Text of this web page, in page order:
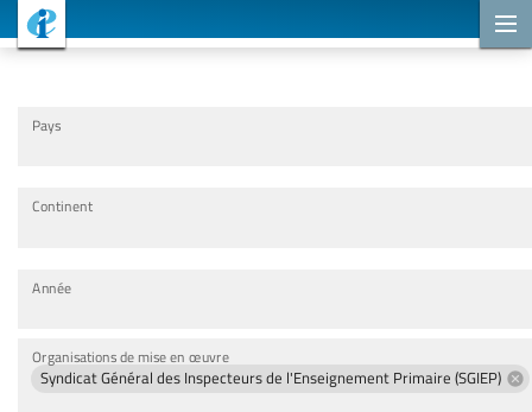
Pays
Continent
Année
Organisations de mise en œuvre
Syndicat Général des Inspecteurs de l'Enseignement Primaire (SGIEP)